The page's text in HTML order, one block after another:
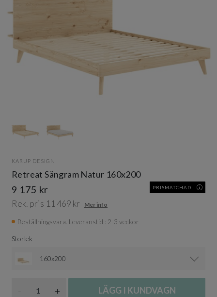
KARUP DESIGN
Retreat Sängram Natur 160x200
9 175 kr PRISMATCHAD
Rek. pris 11 469 kr Mer info
Beställningsvara. Leveranstid : 2-3 veckor
Storlek
160x200
- + LÄGG I KUNDVAGN